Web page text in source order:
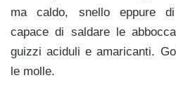
ma caldo, snello eppure di
capace di saldare le
guizzi aciduli e amaricanti.
le molle.